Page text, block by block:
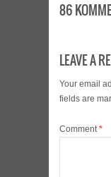
86
LEAVE A
Your email
fields are
Comment*